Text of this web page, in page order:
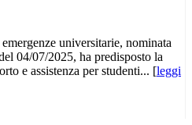
universitarie, nominata
04/07/2025, ha predisposto la
e assistenza per studenti... [leggi